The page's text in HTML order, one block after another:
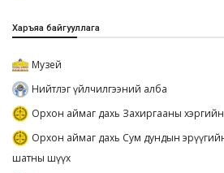
Харъяа байгууллага
Музей
Нийтлэг үйлчилгээний алба
Орхон аймаг дахь Захиргааны
Орхон аймаг дахь Сум дундын
шатны шүүх